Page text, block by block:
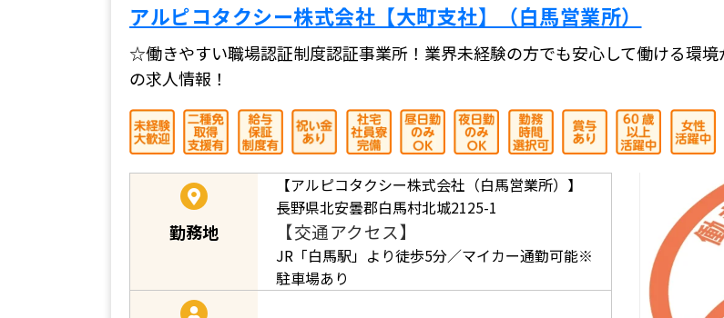
アルピコタクシー株式会社【大町支社】（白馬営業所）
☆働きやすい職場認証制度認証事業所！業界未経験の方でも安心して働ける環境
の求人情報！
勤務地
【アルピコタクシー株式会社（白馬営業所）】
長野県北安曇郡白馬村北城2125-1
【交通アクセス】
JR「白馬駅」より徒歩5分／マイカー通勤可能※
駐車場あり